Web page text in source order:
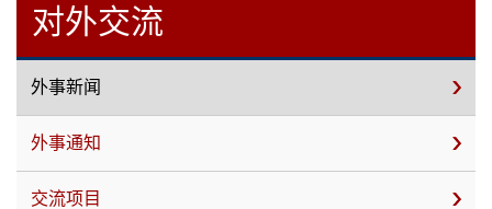
对外交流
外事新闻
外事通知
交流项目